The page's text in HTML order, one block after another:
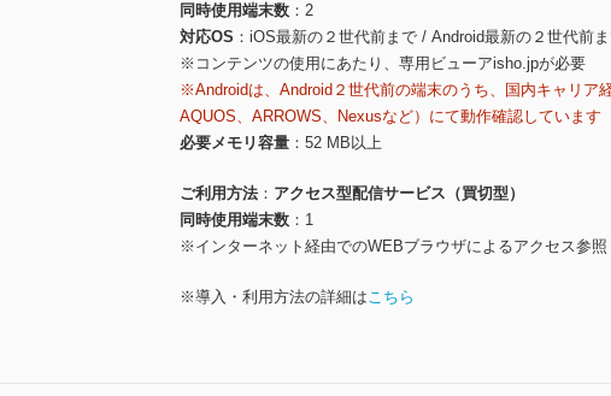
同時使用端末数
2
対応OS
iOS最新の２世代前まで / Android最新の２世代前
※コンテンツの使用にあたり、専用ビューアisho.jpが必要
※Androidは、Android２世代前の端末のうち、国内キャリア
AQUOS、ARROWS、Nexusなど）にて動作確認しています
必要メモリ容量
52 MB以上
ご利用方法
アクセス型配信サービス（買切型）
同時使用端末数
1
※インターネット経由でのWEBブラウザによるアクセス参照
※導入・利用方法の詳細はこちら